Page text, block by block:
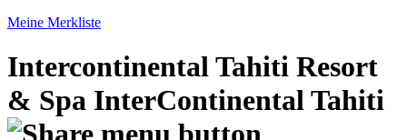
Meine Merkliste
Intercontinental Tahiti Resort
& Spa InterContinental Tahiti